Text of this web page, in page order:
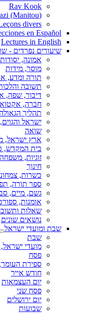
Rav Kook
(Rav Askenazi (Manitou
divers
en Español
Lectures in English
שיעורים נפרדים -
אמונה,
מוסר, מידות
תורה ומדע,
תשובה
דיבור, שפה,
חברה,
תהליך הגאולה
ישראל
שואה
ארץ ישראל,
בית המקדש,
זוגיות,
חינוך
כשרות,
ספר תורה,
גשם, מיים,
אומנות,
שאלות
נושאים שונים
שבת ומועדי ישראל
שבת
מועדי
פסח
ספירת
חודש אייר
יום העצמאות
פסח שני
יום ירושלים
שבועות